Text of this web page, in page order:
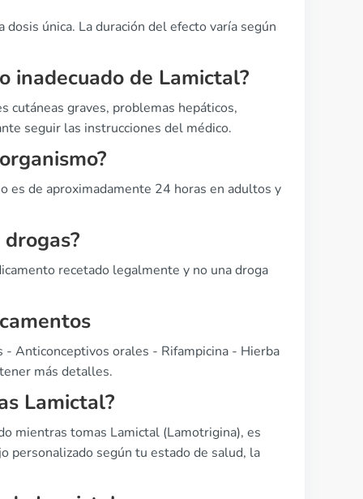
única. La duración del efecto varía según
inadecuado de Lamictal?
cutáneas graves, problemas hepáticos,
seguir las instrucciones del médico.
es de aproximadamente 24 horas en adultos y
recetado legalmente y no una droga
Anticonceptivos orales - Rifampicina - Hierba
más detalles.
Lamictal?
mientras tomas Lamictal (Lamotrigina), es
personalizado según tu estado de salud, la